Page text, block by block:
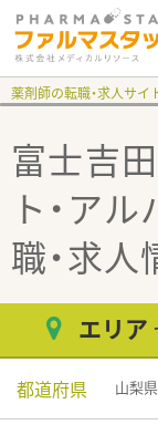
薬剤師の転職・求人サ
富士吉
ト・ア
職・求
エリア
都道府県 山梨県